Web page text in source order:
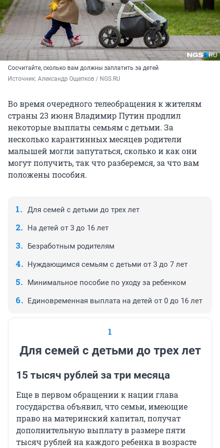
Сосчитайте, сколько вам должны заплатить за детей
Источник: Александр Ощепков / NGS.RU
Во время очередного телеобращения к жителям
страны 23 июня Владимир Путин продлил
некоторые выплаты семьям с детьми. За
несколько карантинных месяцев родители
малышей могли запутаться, сколько и как они
могут получить, так что разберемся, за что вам
положены пособия.
Для семей с детьми до трех лет
На детей от 3 до 16 лет
Безработным родителям
Нуждающимся семьям с детьми от 3 до 7 лет
Минимальное пособие по уходу за ребенком
Единовременная выплата на детей от 0 до 16 лет
1
Для семей с детьми до трех лет
15 тысяч рублей за три месяца
Еще в первом обращении к нации глава
государства объявил, что семьи, имеющие
право на материнский капитал, получат
дополнительную выплату в размере пяти
тысяч рублей на каждого ребенка в возрасте